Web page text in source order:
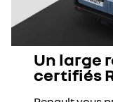
Un large
certifiés